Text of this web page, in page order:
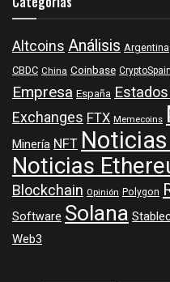
AltcoinsAnálisis Argentina
CBDC China Coinbase
Empresa España
ExchangesFTX Memecoins
MineríaNFT
Noticias
Blockchain Opinión Polygon
SoftwareSolana
Web3